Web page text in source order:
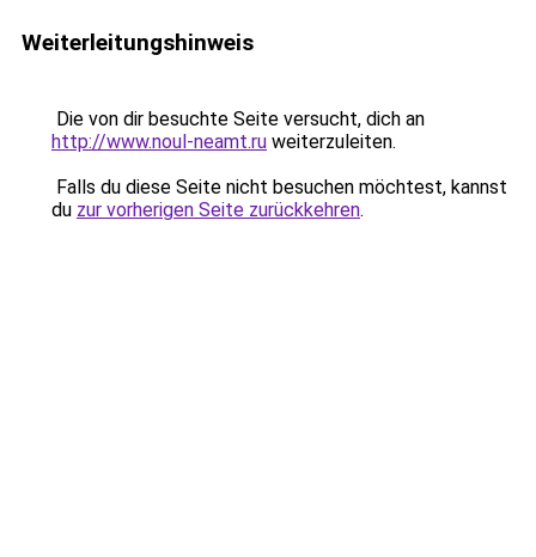
Weiterleitungshinweis
Die von dir besuchte Seite versucht, dich an
http://www.noul-neamt.ru weiterzuleiten.
Falls du diese Seite nicht besuchen möchtest, kannst
du zur vorherigen Seite zurückkehren.